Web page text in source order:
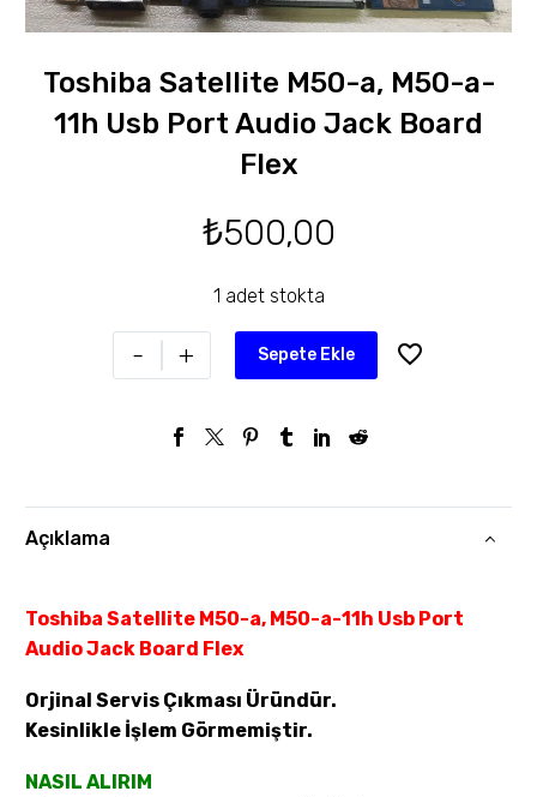
Toshiba Satellite M50-a, M50-a-
11h Usb Port Audio Jack Board
Flex
₺500,00
1 adet stokta
- + Sepete Ekle
Açıklama
Toshiba Satellite M50-a, M50-a-11h Usb Port
Audio Jack Board Flex
Orjinal Servis Çıkması Üründür.
Kesinlikle İşlem Görmemiştir.
NASIL ALIRIM